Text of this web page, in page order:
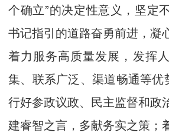
个确立”的决定性意义，坚定
书记指引的道路奋勇前进，凝
着力服务高质量发展，发挥
集、联系广泛、渠道畅通等优
行好参政议政、民主监督和政
建睿智之言，多献务实之策；